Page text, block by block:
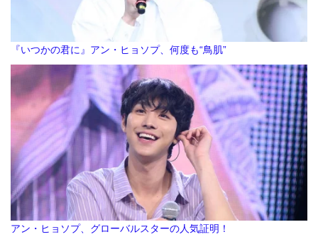
『いつかの君に』アン・ヒョソプ、何度も“鳥肌”
アン・ヒョソプ、グローバルスターの人気証明！